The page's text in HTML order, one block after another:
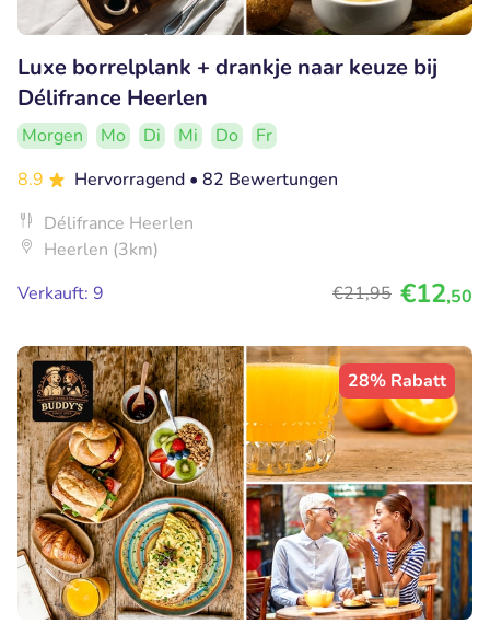
Luxe borrelplank + drankje naar keuze bij
Délifrance Heerlen
Morgen Mo Di Mi Do
Fr
8.9
Hervorragend • 82 Bewertungen
Délifrance Heerlen
Heerlen (3km)
Verkauft: 9
€21,95 €12,50
28% Rabatt